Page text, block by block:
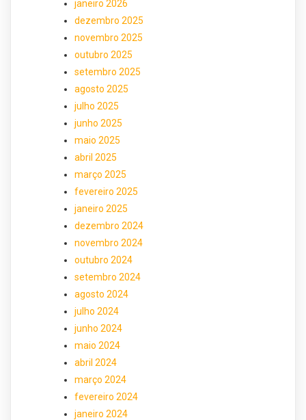
janeiro 2026
dezembro 2025
novembro 2025
outubro 2025
setembro 2025
agosto 2025
julho 2025
junho 2025
maio 2025
abril 2025
março 2025
fevereiro 2025
janeiro 2025
dezembro 2024
novembro 2024
outubro 2024
setembro 2024
agosto 2024
julho 2024
junho 2024
maio 2024
abril 2024
março 2024
fevereiro 2024
janeiro 2024